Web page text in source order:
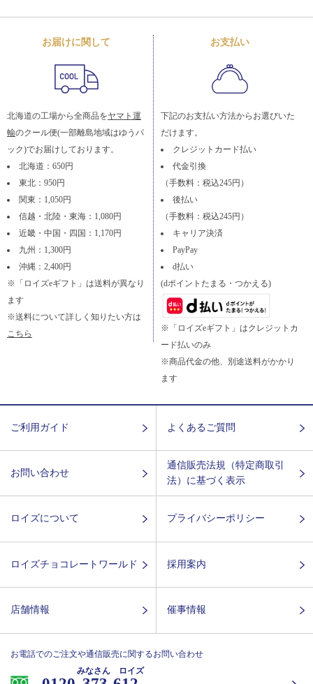
お届けに関して
北海道の工場から全商品をヤマト運
輸のクール便(一部離島地域はゆうパ
ック)でお届けしております。
北海道：650円
東北：950円
関東：1,050円
信越・北陸・東海：1,080円
近畿・中国・四国：1,170円
九州：1,300円
沖縄：2,400円
※「ロイズeギフト」は送料が異なり
ます
※送料について詳しく知りたい方は
こちら
お支払い
下記のお支払い方法からお選びいた
だけます。
クレジットカード払い
代金引換
（手数料：税込245円）
後払い
（手数料：税込245円）
キャリア決済
PayPay
d払い
(dポイントたまる・つかえる)
※「ロイズeギフト」はクレジットカ
ード払いのみ
※商品代金の他、別途送料がかかり
ます
ご利用ガイド よくあるご質問
お問い合わせ
通信販売法規（特定商取引
法）に基づく表示
ロイズについて プライバシーポリシー
ロイズチョコレートワールド 採用案内
店舗情報 催事情報
お電話でのご注文や通信販売に関するお問い合わせ
みなさん ロイズ